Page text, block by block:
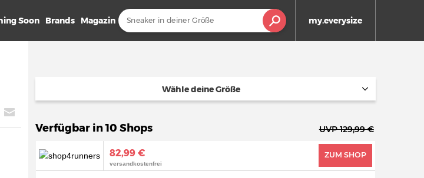
my.everysize
Soon Brands Magazin
Wähle deine Größe
Verfügbar in 10 Shops UVP 129,99 €
82,99 €
versandkostenfrei
ZUM SHOP